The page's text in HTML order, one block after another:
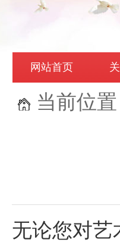
网站首页
当前位置
无论您对艺